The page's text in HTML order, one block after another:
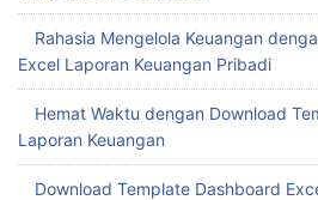
Rahasia Mengelola Keuangan
Excel Laporan Keuangan Pribadi
Hemat Waktu dengan Download
Laporan Keuangan
Download Template Dashboard